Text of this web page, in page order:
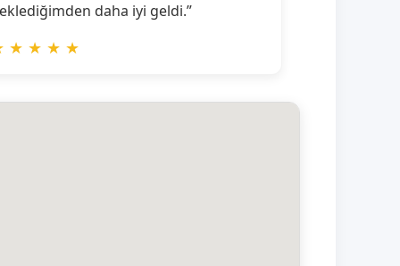
daha iyi geldi.”
★ ★ ★ ★